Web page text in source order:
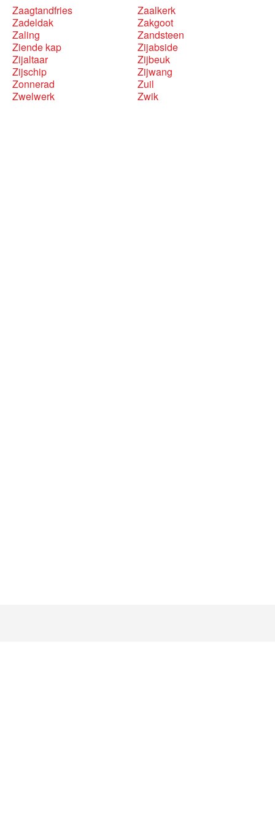
Zaagtandfries
Zaalkerk
Zadeldak
Zakgoot
Zaling
Zandsteen
Ziende kap
Zijabside
Zijaltaar
Zijbeuk
Zijschip
Zijwang
Zonnerad
Zuil
Zwelwerk
Zwik